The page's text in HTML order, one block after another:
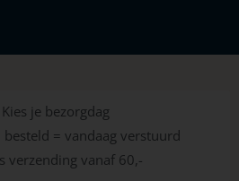
Kies je bezorgdag
= vandaag verstuurd
verzending vanaf 60,-